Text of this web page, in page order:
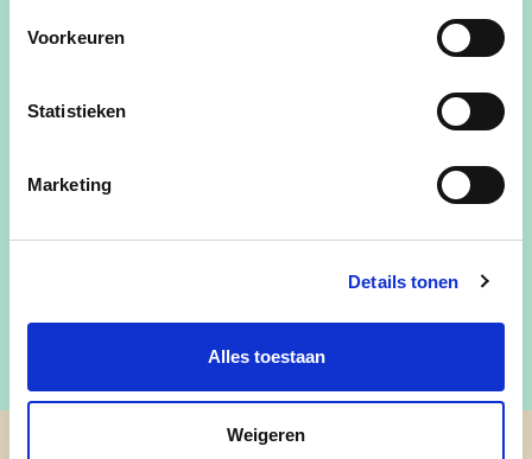
Voorkeuren
Statistieken
Marketing
Details tonen
Alles toestaan
Weigeren
In het leven gaat het er niet om te wachten tot de
storm overwaait. Je leert beter dansen in de